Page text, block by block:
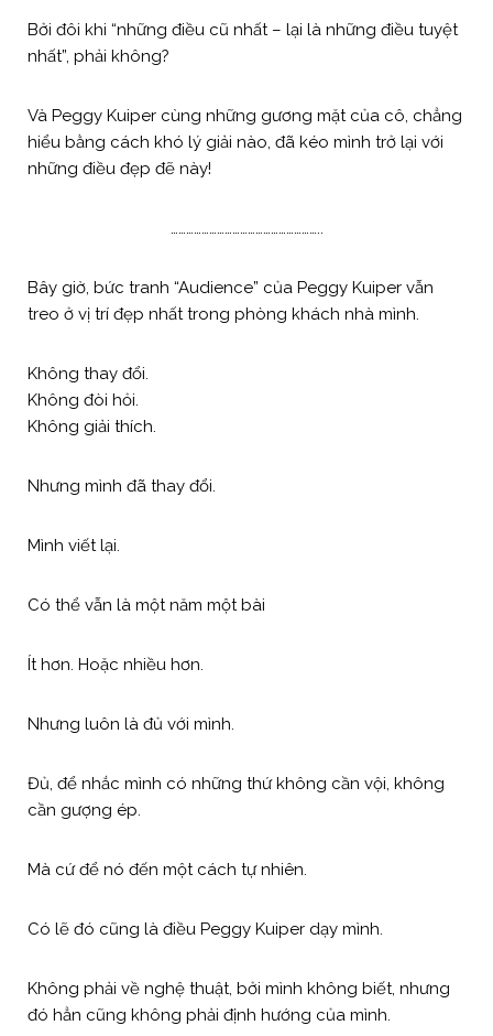
Bởi đôi khi “những điều cũ nhất – lại là những điều tuyệt
nhất”, phải không?
Và Peggy Kuiper cùng những gương mặt của cô, chẳng
hiểu bằng cách khó lý giải nào, đã kéo mình trở lại với
những điều đẹp đẽ này!
…………………………………………………..
Bây giờ, bức tranh “Audience” của Peggy Kuiper vẫn
treo ở vị trí đẹp nhất trong phòng khách nhà mình.
Không thay đổi.
Không đòi hỏi.
Không giải thích.
Nhưng mình đã thay đổi.
Mình viết lại.
Có thể vẫn là một năm một bài
Ít hơn. Hoặc nhiều hơn.
Nhưng luôn là đủ với mình.
Đủ, để nhắc mình có những thứ không cần vội, không
cần gượng ép.
Mà cứ để nó đến một cách tự nhiên.
Có lẽ đó cũng là điều Peggy Kuiper dạy mình.
Không phải về nghệ thuật, bởi mình không biết, nhưng
đó hẳn cũng không phải định hướng của mình.